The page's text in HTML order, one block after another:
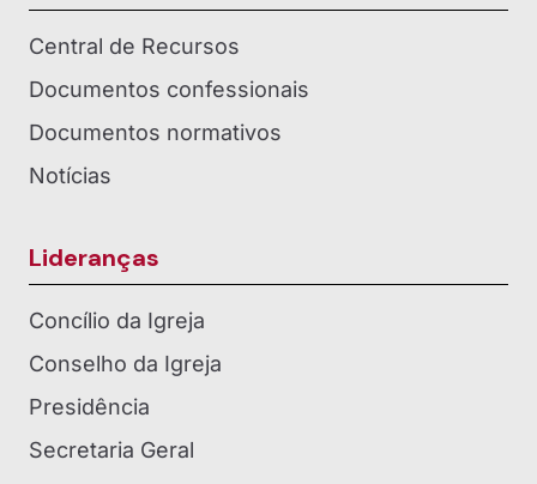
Central de Recursos
Documentos confessionais
Documentos normativos
Notícias
Lideranças
Concílio da Igreja
Conselho da Igreja
Presidência
Secretaria Geral